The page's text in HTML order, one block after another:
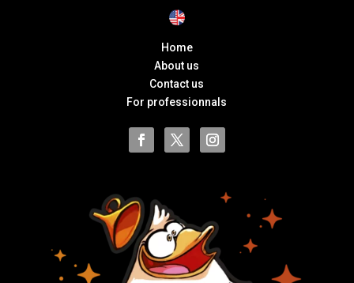
Home
About us
Contact us
For professionnals